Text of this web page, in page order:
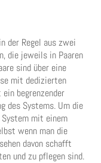
der Regel aus zwei
die jeweils in Paaren
sind über eine
mit dedizierten
begrenzender
des Systems. Um die
mit einem
wenn man die
davon schafft
und zu pflegen sind.